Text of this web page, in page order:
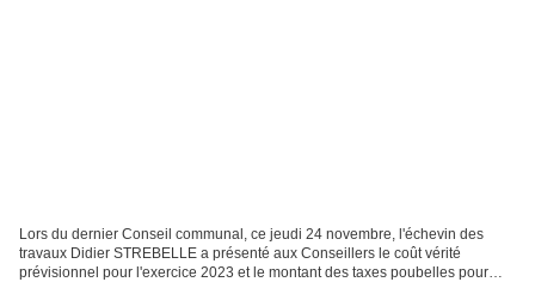
Lors du dernier Conseil communal, ce jeudi 24 novembre, l'échevin des
travaux Didier STREBELLE a présenté aux Conseillers le coût vérité
prévisionnel pour l'exercice 2023 et le montant des taxes poubelles pour